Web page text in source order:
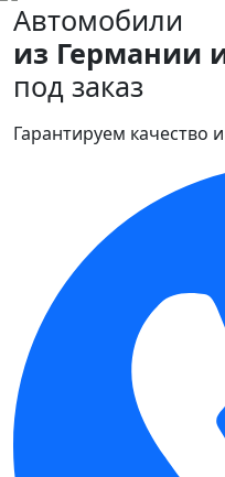
Автомобили
из Германии
под заказ
Гарантируем качество